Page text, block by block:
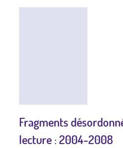
Fragments
lecture : 2004-2008